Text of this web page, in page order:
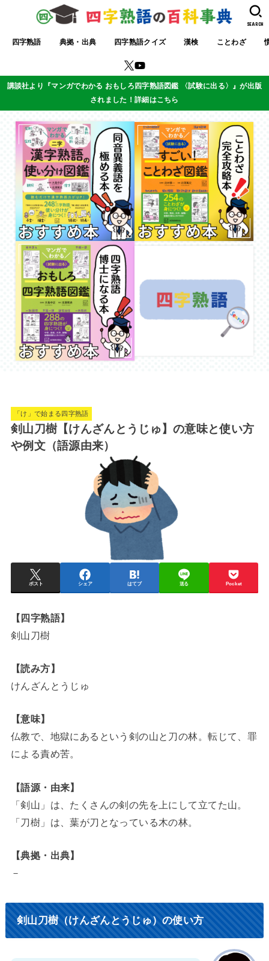
四字熟語 典拠・出典 四字熟語クイズ 漢検 ことわざ
SEARCH
講談社より『マンガでわかる おもしろ四字熟語図鑑 〈試験に出る〉』が出版
されました！詳細はこちら
「け」で始まる四字熟語
剣山刀樹【けんざんとうじゅ】の意味と使い方
や例文（語源由来）
ポスト シェア はてブ 送る Pocket
【四字熟語】
剣山刀樹
【読み方】
けんざんとうじゅ
【意味】
仏教で、地獄にあるという剣の山と刀の林。転じて、罪
による責め苦。
【語源・由来】
「剣山」は、たくさんの剣の先を上にして立てた山。
「刀樹」は、葉が刀となっている木の林。
【典拠・出典】
－
剣山刀樹（けんざんとうじゅ）の使い方